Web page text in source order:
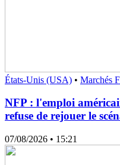
États-Unis (USA) • Marchés
NFP : l'emploi
refuse de rejouer le
07/08/2026 • 15:21